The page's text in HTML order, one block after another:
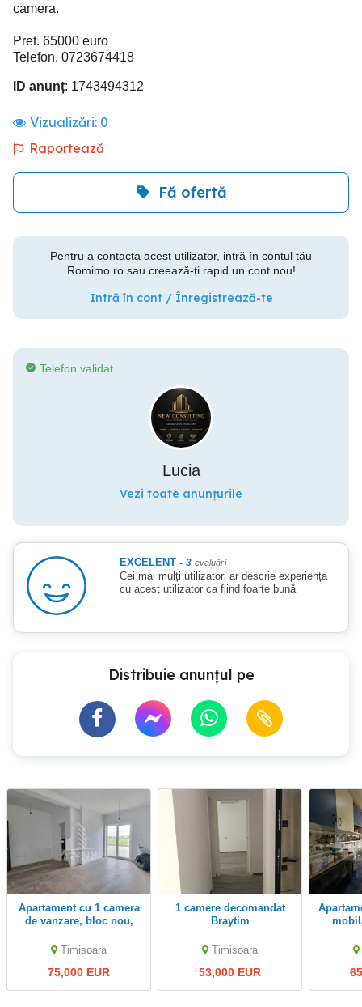
camera.
Pret. 65000 euro
Telefon. 0723674418
ID anunț: 1743494312
Vizualizări: 0
Raportează
Fă ofertă
Pentru a contacta acest utilizator, intră în contul tău
Romimo.ro sau creează-ți rapid un cont nou!
Intră în cont / Înregistrează-te
Telefon validat
Lucia
Vezi toate anunțurile
EXCELENT - 3 evaluări
Cei mai mulți utilizatori ar descrie experiența
cu acest utilizator ca fiind foarte bună
Distribuie anunțul pe
Apartament cu 1 camera
de vanzare, bloc nou,
Timisoara
75,000 EUR
1 camere decomandat
Braytim
Timisoara
53,000 EUR
Apartament cu o camera,